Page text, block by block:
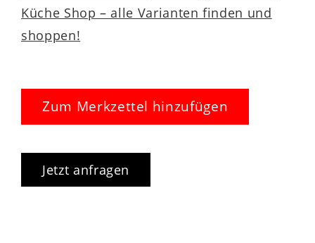
Küche Shop – alle Varianten finden und
shoppen!
Zum Merkzettel hinzufügen
Jetzt anfragen